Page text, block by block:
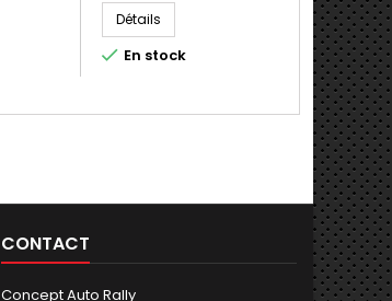
Détails
 En stock
CONTACT
Concept Auto Rally